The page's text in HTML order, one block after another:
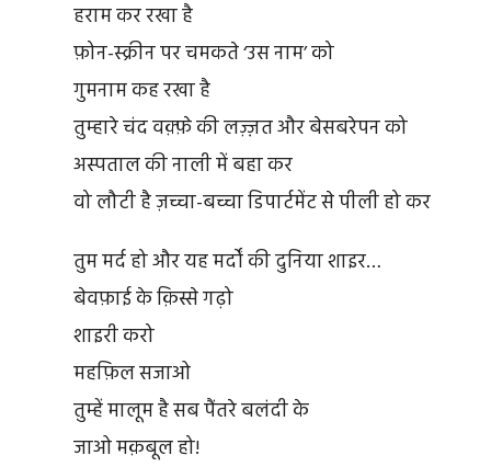
हराम कर रखा है
फ़ोन-स्क्रीन पर चमकते ‘उस नाम’ को
गुमनाम कह रखा है
तुम्हारे चंद वक़्फ़े की लज़्ज़त और बेसबरेपन को
अस्पताल की नाली में बहा कर
वो लौटी है ज़च्चा-बच्चा डिपार्टमेंट से पीली हो कर
तुम मर्द हो और यह मर्दों की दुनिया शाइर…
बेवफ़ाई के क़िस्से गढ़ो
शाइरी करो
महफ़िल सजाओ
तुम्हें मालूम है सब पैंतरे बलंदी के
जाओ मक़बूल हो!